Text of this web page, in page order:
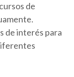
de
de interés para